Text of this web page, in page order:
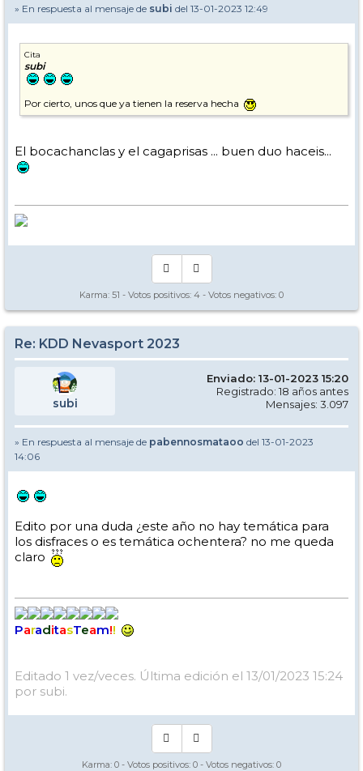
» En respuesta al mensaje de subi del 13-01-2023 12:49
Cita
subi
Por cierto, unos que ya tienen la reserva hecha
El bocachanclas y el cagaprisas ... buen duo haceis...
Karma: 51 - Votos positivos: 4 - Votos negativos: 0
Re: KDD Nevasport 2023
subi
Enviado: 13-01-2023 15:20
Registrado: 18 años antes
Mensajes: 3.097
» En respuesta al mensaje de pabennosmataoo del 13-01-2023
14:06
Edito por una duda ¿este año no hay temática para
los disfraces o es temática ochentera? no me queda
claro
ParaditasTeam!!
Editado 1 vez/veces. Última edición el 13/01/2023 15:24
por subi.
Karma: 0 - Votos positivos: 0 - Votos negativos: 0